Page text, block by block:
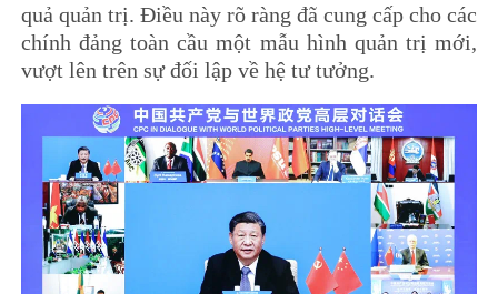
quả quản trị. Điều này rõ ràng đã cung cấp cho các
chính đảng toàn cầu một mẫu hình quản trị mới,
vượt lên trên sự đối lập về hệ tư tưởng.